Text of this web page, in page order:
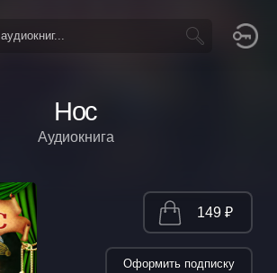
Нос
Аудиокнига
149 ₽
Оформить подписку